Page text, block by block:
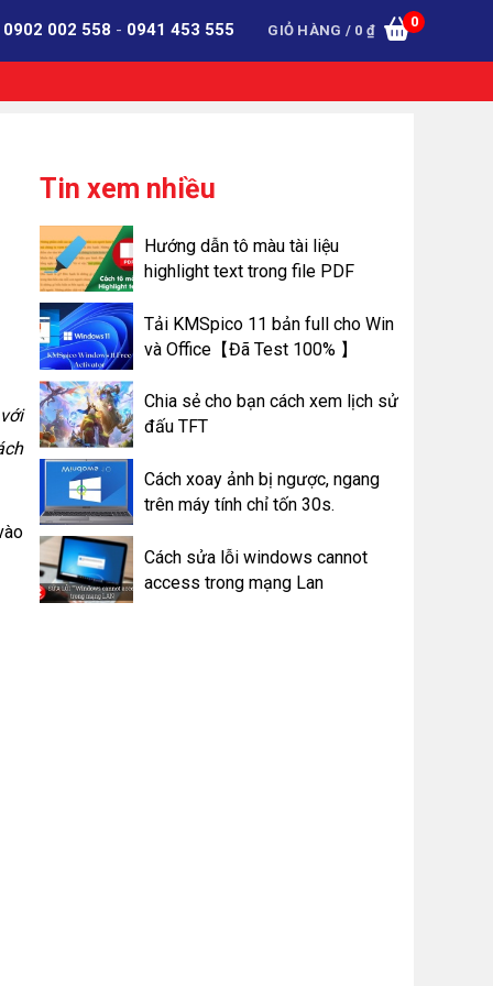
GIỎ HÀNG / 0 ₫
0
0902 002 558 - 0941 453 555
Tin xem nhiều
Hướng dẫn tô màu tài liệu
highlight text trong file PDF
Tải KMSpico 11 bản full cho Win
và Office【Đã Test 100% 】
Chia sẻ cho bạn cách xem lịch sử
đấu TFT
Cách xoay ảnh bị ngược, ngang
trên máy tính chỉ tốn 30s.
Cách sửa lỗi windows cannot
access trong mạng Lan